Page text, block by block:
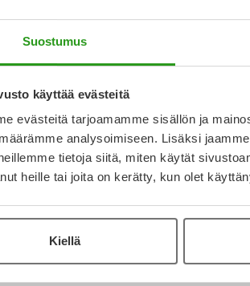
Suostumus
käyttää evästeitä
evästeitä tarjoamamme sisällön ja
analysoimiseen. Lisäksi
tietoja siitä, miten käytät
heille tai joita on kerätty, kun olet
Kiellä